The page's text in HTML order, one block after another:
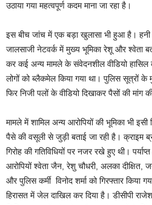
उठाया गया महत्वपूर्ण कदम माना जा रहा है।
इस बीच जांच में एक बड़ा खुलासा भी हुआ है।
जालसाजी नेटवर्क में मुख्य भूमिका रेशू और श्वेता
कर कई अन्य मामले के संवेदनशील वीडियो
लोगों को ब्लैकमेल किया गया था। पुलिस सूत्रों के
फिर निजी पलों के वीडियो दिखाकर पैसों की मांग
मामले में शामिल अन्य आरोपियों की भूमिका भी
पैसे की वसूली से जुड़ी बताई जा रही है। क्राइम
गिरोह की गतिविधियों पर नजर रखे हुए थी।
आरोपियों श्वेता जैन, रेशु चौधरी, अलका दीक्षित,
और पुलिस कर्मी विनोद शर्मा को गिरफ्तार किया
हिरासत में जेल दाखिल कर दिया है। डीसीपी